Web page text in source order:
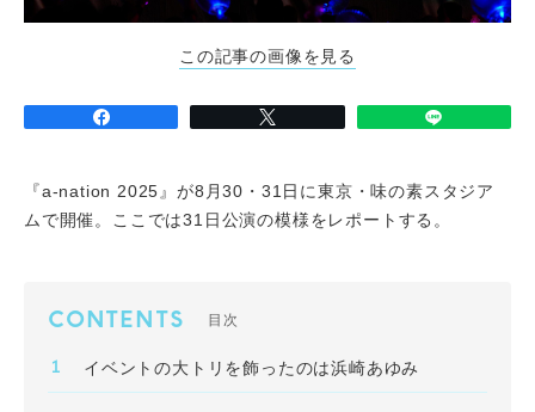
この記事の画像を見る
『a-nation 2025』が8月30・31日に東京・味の素スタジア
ムで開催。ここでは31日公演の模様をレポートする。
CONTENTS 目次
イベントの大トリを飾ったのは浜崎あゆみ